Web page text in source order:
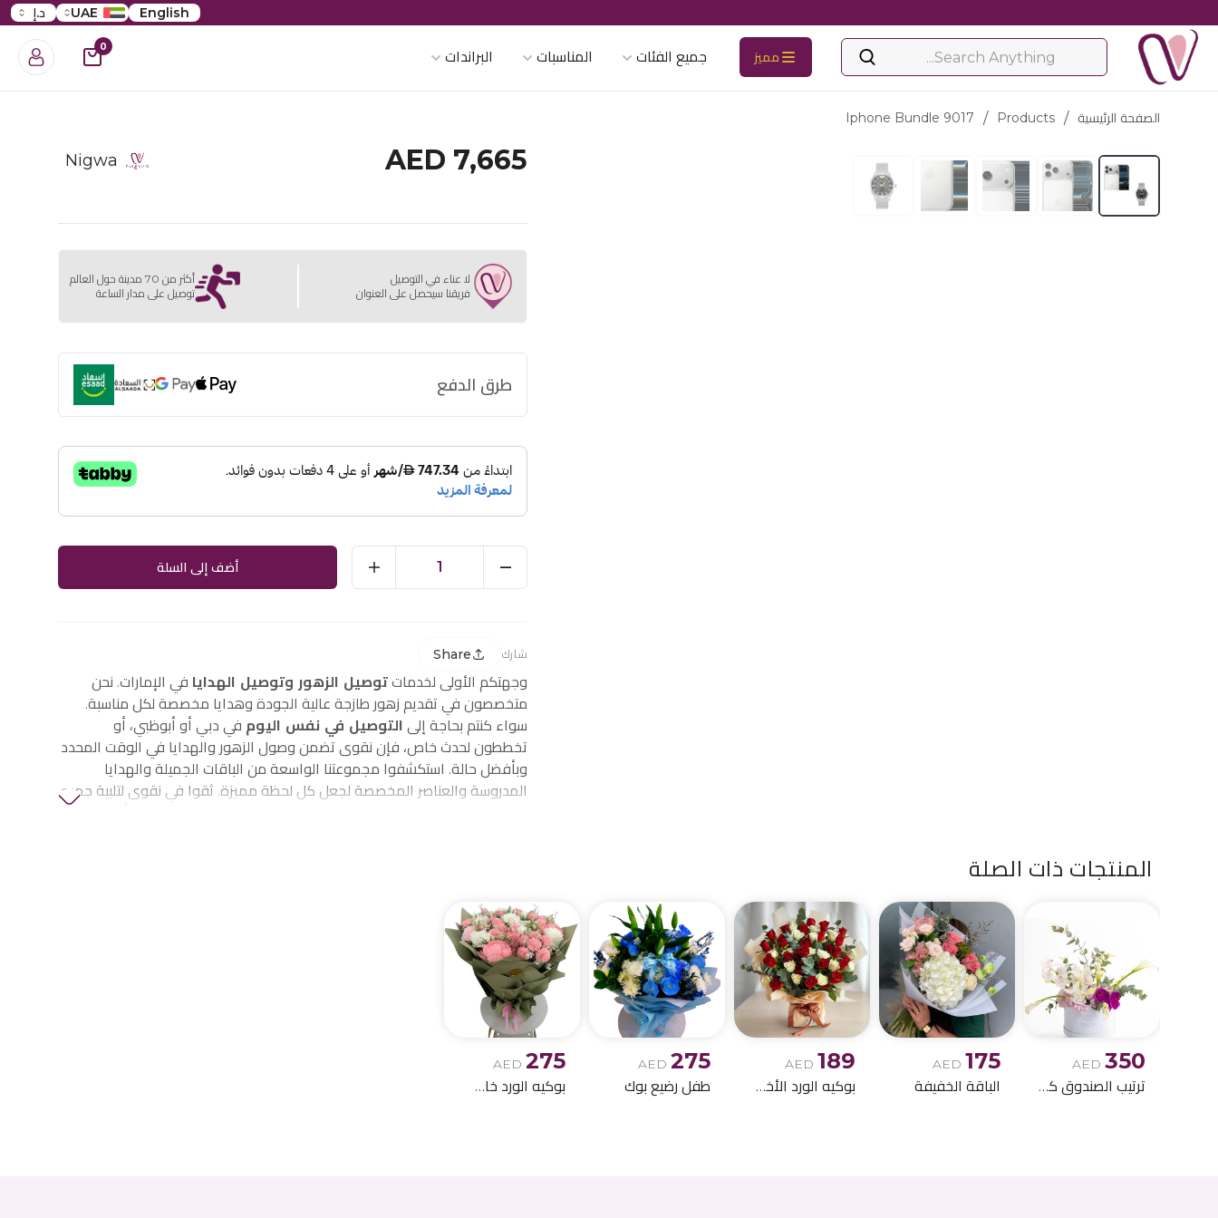
English
UAE د.إ
مميز جميع الفئات المناسبات البراندات
0
الصفحة الرئيسية /
Products
/
Iphone Bundle 9017
AED 7,665
Nigwa
لا عناء في التوصيل
فريقنا سيحصل على العنوان
أكثر من 70 مدينة حول العالم
توصيل على مدار الساعة
طرق الدفع
1 أضف إلى السلة
شارك Share
وجهتكم الأولى لخدمات توصيل الزهور وتوصيل الهدايا في الإمارات. نحن
متخصصون في تقديم زهور طازجة عالية الجودة وهدايا مخصصة لكل مناسبة.
سواء كنتم بحاجة إلى التوصيل في نفس اليوم في دبي أو أبوظبي، أو
تخططون لحدث خاص، فإن نقوى تضمن وصول الزهور والهدايا في الوقت المحدد
وبأفضل حالة. استكشفوا مجموعتنا الواسعة من الباقات الجميلة والهدايا
المدروسة والعناصر المخصصة لجعل كل لحظة مميزة. ثقوا في نقوى لتلبية جميع
المنتجات ذات الصلة
AED 350
ترتيب الصندوق كالا ليلي
AED 175
الباقة الخفيفة
AED 189
بوكيه الورد الأخمر والابيض
AED 275
طفل رضيع بوك
AED 275
بوكيه الورد خاص اصطناعي